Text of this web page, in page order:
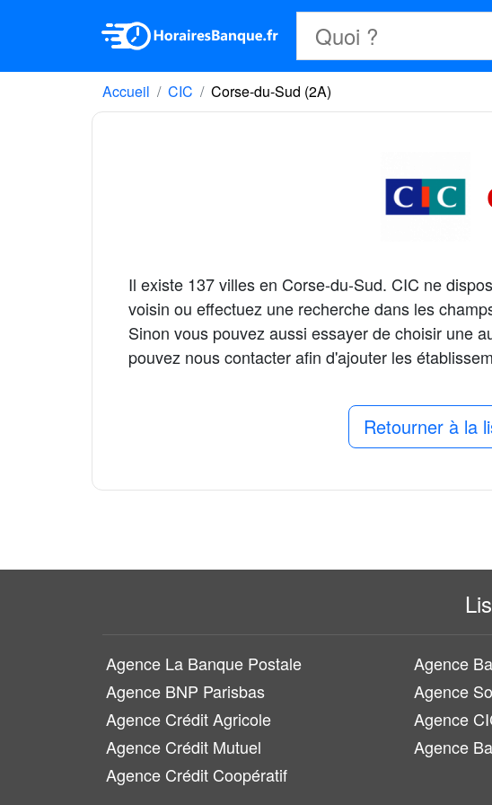
Accueil CIC Corse-du-Sud (2A)
Il existe 137 villes en Corse-du-Sud. CIC ne
voisin ou effectuez une recherche dans les
Sinon vous pouvez aussi essayer de choisir une
pouvez nous contacter afin d'ajouter les
Retourner à la
Agence La Banque Postale Agence
Agence BNP Parisbas
Agence
Agence Crédit Agricole
Agence
Agence Crédit Mutuel
Agence
Agence Crédit Coopératif